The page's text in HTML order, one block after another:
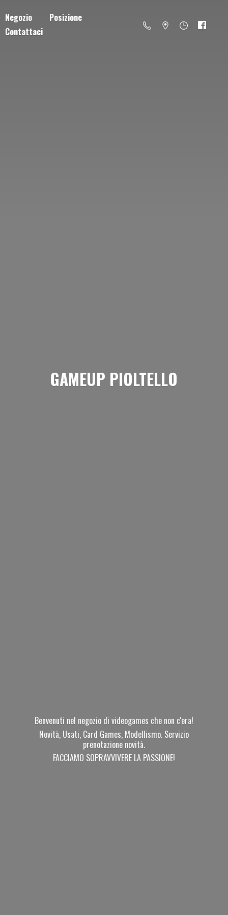
Negozio
Posizione
Contattaci
GAMEUP PIOLTELLO
Benvenuti nel negozio di videogames che non c'era!
Novità, Usati, Card Games, Modellismo. Servizio
prenotazione novità.
FACCIAMO SOPRAVVIVERE LA PASSIONE!